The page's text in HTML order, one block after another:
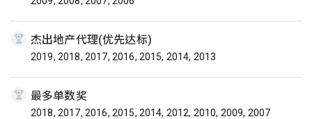
杰出地产代理(优先达标)
2019, 2018, 2017, 2016, 2015, 2014, 2013
最多单数奖
2018, 2017, 2016, 2015, 2014, 2012, 2010, 2009, 2007